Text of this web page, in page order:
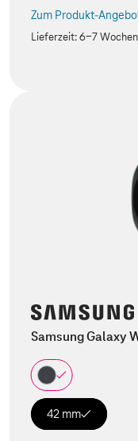
Zum Produkt-
(Der Link wird in
Lieferzeit:6-7 Wochen
Samsung Galaxy
42 mm